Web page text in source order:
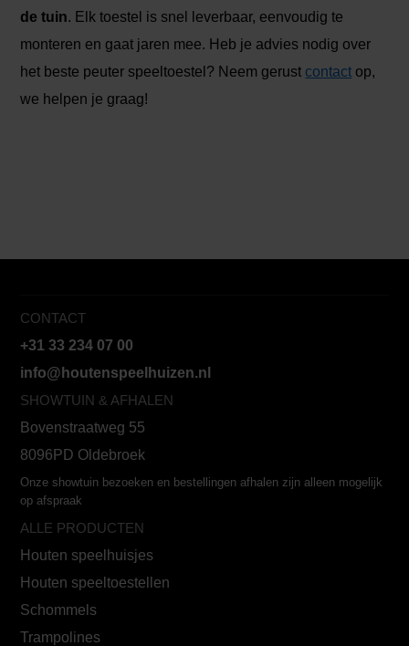
de tuin. Elk toestel is snel leverbaar, eenvoudig te
monteren en gaat jaren mee. Heb je advies nodig over
het beste peuter speeltoestel? Neem gerust contact op,
we helpen je graag!
CONTACT
+31 33 234 07 00
info@houtenspeelhuizen.nl
SHOWTUIN & AFHALEN
Bovenstraatweg 55
8096PD Oldebroek
Onze showtuin bezoeken en bestellingen afhalen zijn alleen mogelijk
op afspraak
ALLE PRODUCTEN
Houten speelhuisjes
Houten speeltoestellen
Schommels
Trampolines